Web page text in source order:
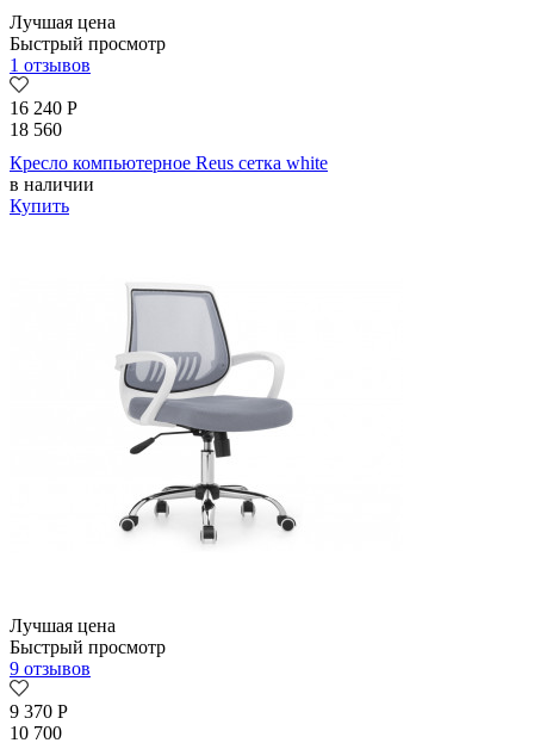
Лучшая цена
Быстрый просмотр
1 отзывов
16 240 Р
18 560
Кресло компьютерное Reus сетка white
в наличии
Купить
Лучшая цена
Быстрый просмотр
9 отзывов
9 370 Р
10 700